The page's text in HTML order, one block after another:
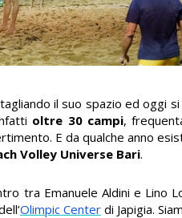
il suo spazio ed
oltre 30 campi,
E da qualche anno
Volley Universe Bari.
tra Emanuele Aldini e
Olimpic Center di Japigia.